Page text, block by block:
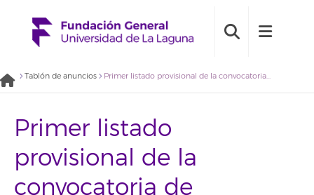
Tablón de anuncios Primer listado provisional de la convocatoria de selección de personal para confeccionar una bolsa de empleo para el proyecto “Diagnostico participativo de servicios sociales en la Isla de El Hierro” (2020BDE006)
Primer listado
provisional de la
convocatoria de